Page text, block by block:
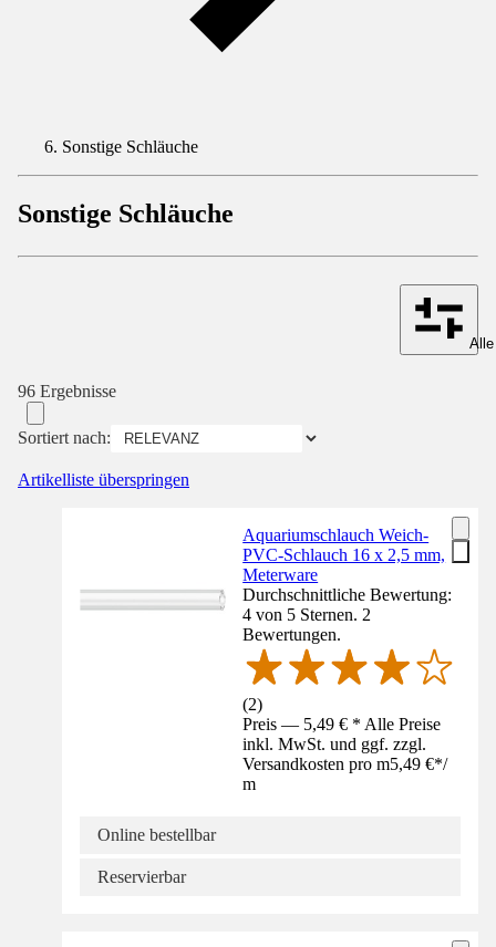
Sonstige Schläuche
Sonstige Schläuche
96 Ergebnisse
Sortiert nach:
Artikelliste überspringen
Aquariumschlauch Weich-
PVC-Schlauch 16 x 2,5 mm,
Meterware
Durchschnittliche Bewertung:
4 von 5 Sternen. 2
Bewertungen.
(2)
Preis — 5,49 € * Alle Preise
inkl. MwSt. und ggf. zzgl.
Versandkosten pro m5,49 €*/
m
Online bestellbar
Reservierbar